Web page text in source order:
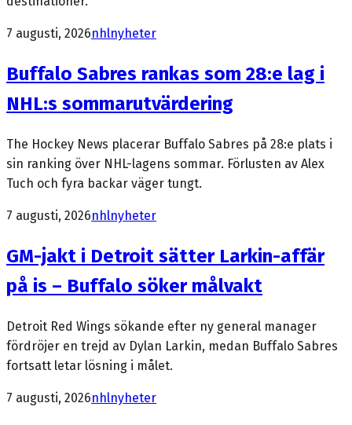
7 augusti, 2026nhlnyheter
Buffalo Sabres rankas som 28:e lag i
NHL:s sommarutvärdering
The Hockey News placerar Buffalo Sabres på 28:e plats i
sin ranking över NHL-lagens sommar. Förlusten av Alex
Tuch och fyra backar väger tungt.
7 augusti, 2026nhlnyheter
GM-jakt i Detroit sätter Larkin-affär
på is – Buffalo söker målvakt
Detroit Red Wings sökande efter ny general manager
fördröjer en trejd av Dylan Larkin, medan Buffalo Sabres
fortsatt letar lösning i målet.
7 augusti, 2026nhlnyheter